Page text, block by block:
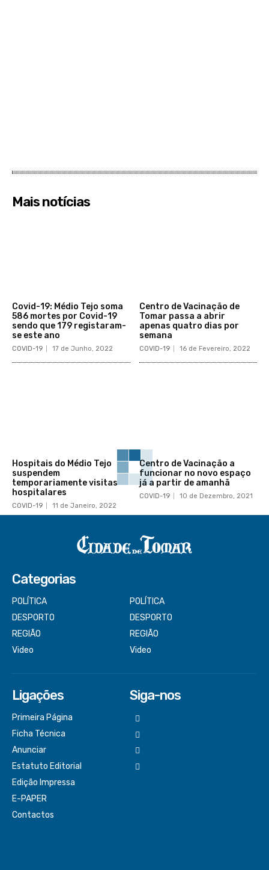
Mais notícias
Covid-19: Médio Tejo soma
586 mortes por Covid-19
sendo que 179 registaram-
se este ano
COVID-19 17 de Junho, 2022
Centro de Vacinação de
Tomar passa a abrir
apenas quatro dias por
semana
COVID-19 16 de Fevereiro, 2022
Hospitais do Médio Tejo
suspendem
temporariamente visitas
hospitalares
COVID-19 11 de Janeiro, 2022
Centro de Vacinação a
funcionar no novo espaço
já a partir de amanhã
COVID-19 10 de Dezembro, 2021
Categorias
POLÍTICA
DESPORTO
REGIÃO
Video
POLÍTICA
DESPORTO
REGIÃO
Video
Ligações
Primeira Página
Ficha Técnica
Anunciar
Estatuto Editorial
Edição Impressa
E-PAPER
Contactos
Siga-nos